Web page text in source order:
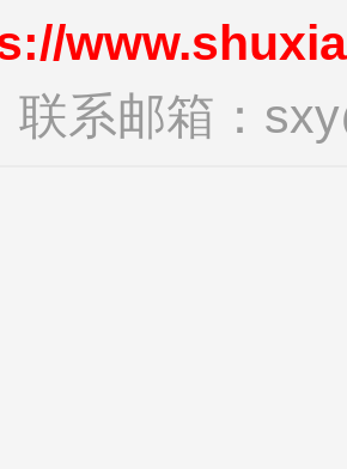
联系邮箱：